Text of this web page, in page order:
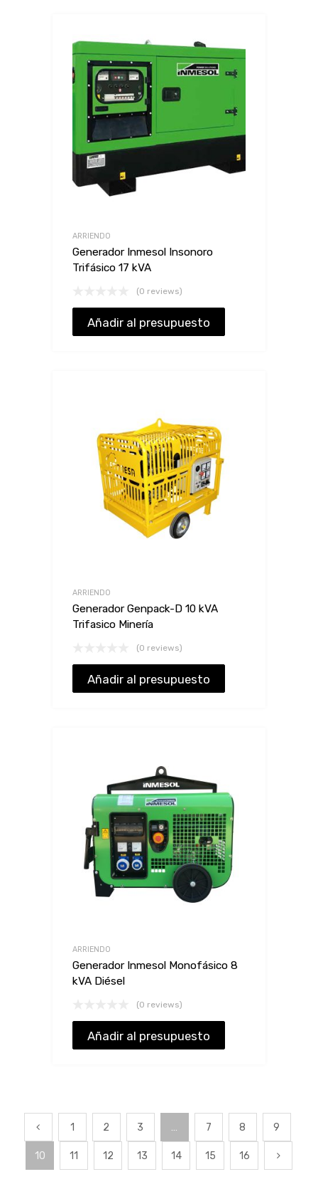
ARRIENDO
Generador Inmesol Insonoro
Trifásico 17 kVA
(0 reviews)
Añadir al presupuesto
ARRIENDO
Generador Genpack-D 10 kVA
Trifasico Minería
(0 reviews)
Añadir al presupuesto
ARRIENDO
Generador Inmesol Monofásico 8
kVA Diésel
(0 reviews)
Añadir al presupuesto
1 2 3 … 7 8 9
10 11 12 13 14 15 16